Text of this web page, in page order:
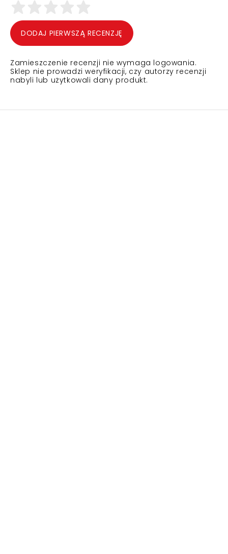
DODAJ PIERWSZĄ RECENZJĘ
Zamieszczenie recenzji nie wymaga logowania.
Sklep nie prowadzi weryfikacji, czy autorzy recenzji
nabyli lub użytkowali dany produkt.